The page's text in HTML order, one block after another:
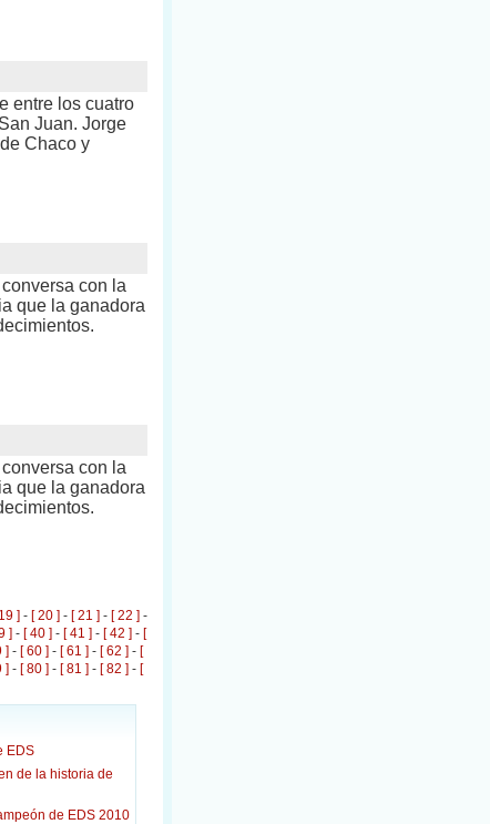
entre los cuatro
Juan. Jorge
Chaco y
con la
que la ganadora
con la
que la ganadora
] - [ 20 ] - [ 21 ] - [ 22 ] -
] - [ 40 ] - [ 41 ] - [ 42 ] - [
] - [ 60 ] - [ 61 ] - [ 62 ] - [
] - [ 80 ] - [ 81 ] - [ 82 ] - [
EDS
de la historia de
de EDS 2010